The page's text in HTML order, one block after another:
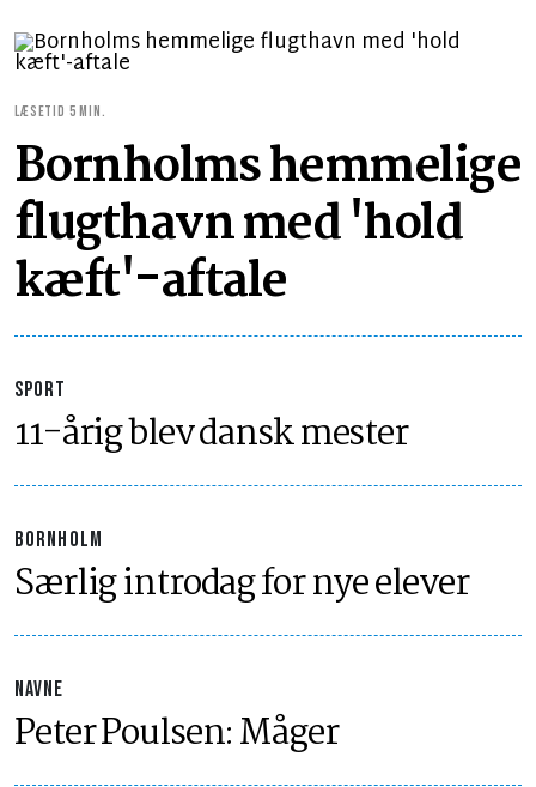
LÆSETID 5 MIN.
Bornholms hemmelige
flugthavn med 'hold
kæft'-aftale
SPORT
11-årig blev dansk mester
BORNHOLM
Særlig introdag for nye elever
NAVNE
Peter Poulsen: Måger